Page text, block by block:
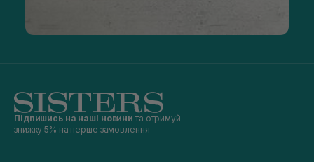
Підпишись на наші новини та отримуй
знижку 5% на перше замовлення